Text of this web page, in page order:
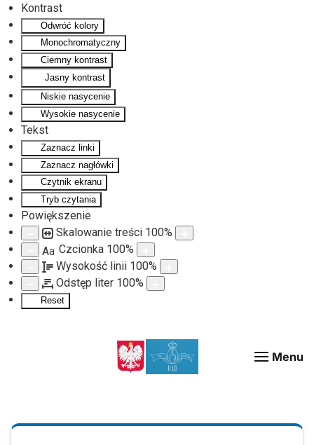
Kontrast
Odwróć kolory
Monochromatyczny
Ciemny kontrast
Jasny kontrast
Niskie nasycenie
Wysokie nasycenie
Tekst
Zaznacz linki
Zaznacz nagłówki
Czytnik ekranu
Tryb czytania
Powiększenie
Skalowanie treści 100%
Aa Czcionka 100%
Wysokość linii 100%
Odstęp liter 100%
Reset
Menu